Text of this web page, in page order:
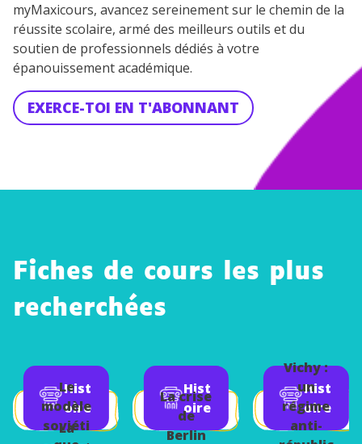
myMaxicours, avancez sereinement sur le chemin de la
réussite scolaire, armé des meilleurs outils et du
soutien de professionnels dédiés à votre
épanouissement académique.
EXERCE-TOI EN T'ABONNANT
Fiches de cours les plus
recherchées
Hist
oire
Le
modèle
soviéti
La
Hist
oire
La crise
de
Berlin
Hist
oire
Vichy :
un
régime
anti-